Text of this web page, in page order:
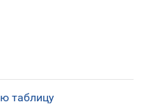
таблицу